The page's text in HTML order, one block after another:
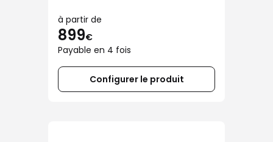
à partir de
899€
Payable en 4 fois
Configurer le produit